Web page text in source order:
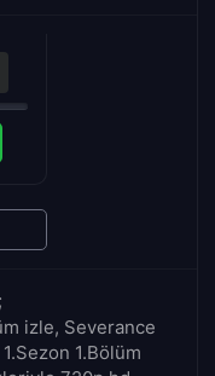
izle, Severance
1.Bölüm